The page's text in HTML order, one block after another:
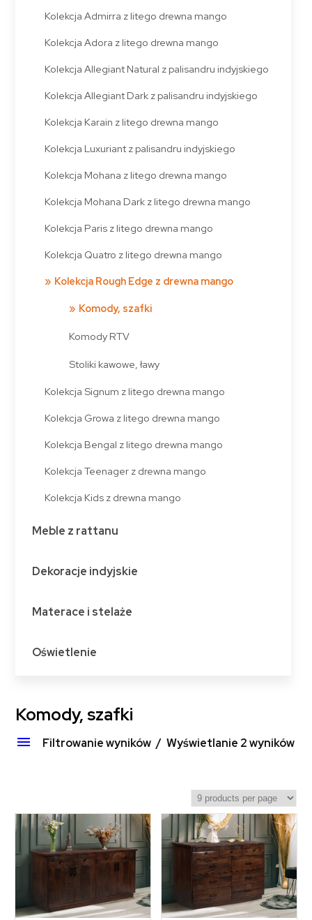
Kolekcja Admirra z litego drewna mango
Kolekcja Adora z litego drewna mango
Kolekcja Allegiant Natural z palisandru indyjskiego
Kolekcja Allegiant Dark z palisandru indyjskiego
Kolekcja Karain z litego drewna mango
Kolekcja Luxuriant z palisandru indyjskiego
Kolekcja Mohana z litego drewna mango
Kolekcja Mohana Dark z litego drewna mango
Kolekcja Paris z litego drewna mango
Kolekcja Quatro z litego drewna mango
Kolekcja Rough Edge z drewna mango
Komody, szafki
Komody RTV
Stoliki kawowe, ławy
Kolekcja Signum z litego drewna mango
Kolekcja Growa z litego drewna mango
Kolekcja Bengal z litego drewna mango
Kolekcja Teenager z drewna mango
Kolekcja Kids z drewna mango
Meble z rattanu
Dekoracje indyjskie
Materace i stelaże
Oświetlenie
Komody, szafki
Filtrowanie wyników Wyświetlanie 2 wyników